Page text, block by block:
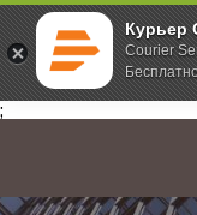
Курьер
Courier
;
Главная О компании